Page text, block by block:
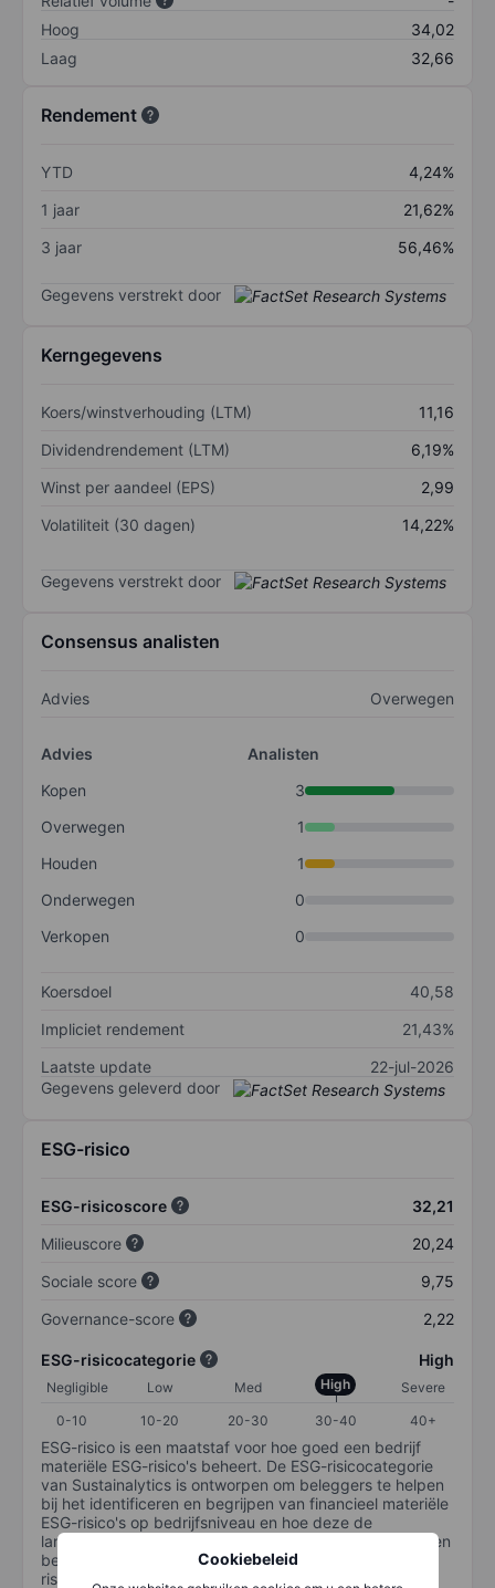
Cookiebeleid
Hoog
34,02
Laag
32,66
Rendement
YTD
4,24%
1 jaar
21,62%
3 jaar
56,46%
Gegevens verstrekt door
Kerngegevens
Koers/winstverhouding (LTM)
11,16
Dividendrendement (LTM)
6,19%
Winst per aandeel (EPS)
2,99
Volatiliteit (30 dagen)
14,22%
Gegevens verstrekt door
Consensus analisten
Advies Overwegen
Advies
Analisten
Kopen
3
Overwegen
1
Houden
1
Onderwegen
0
Verkopen
0
Koersdoel
40,58
Impliciet rendement
21,43%
Laatste update
22-jul-2026
Gegevens geleverd door
ESG-risico
ESG-risicoscore
32,21
Milieuscore
20,24
Sociale score
9,75
Governance-score
2,22
ESG-risicocategorie High
Negligible Low Med High
Severe
0-10
10-20 20-30 30-40 40+
ESG-risico is een maatstaf voor hoe goed een bedrijf
materiële ESG-risico's beheert. De ESG-risicocategorie
van Sustainalytics is ontworpen om beleggers te helpen
bij het identificeren en begrijpen van financieel materiële
ESG-risico's op bedrijfsniveau en hoe deze de
langetermijnprestaties van aandelenbeleggingen kunnen
beïnvloeden. De schaal loopt van 0-100. Hoe lager het
risico, hoe beter (0 staat voor geen risico en 100 voor